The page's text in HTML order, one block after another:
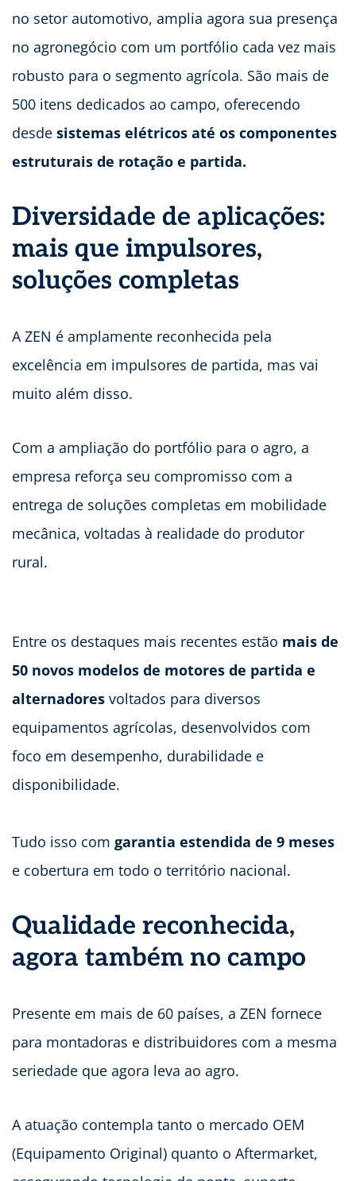
no setor automotivo, amplia agora sua presença
no agronegócio com um portfólio cada vez mais
robusto para o segmento agrícola. São mais de
500 itens dedicados ao campo, oferecendo
desde sistemas elétricos até os componentes
estruturais de rotação e partida.
Diversidade de aplicações:
mais que impulsores,
soluções completas
A ZEN é amplamente reconhecida pela
excelência em impulsores de partida, mas vai
muito além disso.
Com a ampliação do portfólio para o agro, a
empresa reforça seu compromisso com a
entrega de soluções completas em mobilidade
mecânica, voltadas à realidade do produtor
rural.
Entre os destaques mais recentes estão mais de
50 novos modelos de motores de partida e
alternadores voltados para diversos
equipamentos agrícolas, desenvolvidos com
foco em desempenho, durabilidade e
disponibilidade.
Tudo isso com garantia estendida de 9 meses
e cobertura em todo o território nacional.
Qualidade reconhecida,
agora também no campo
Presente em mais de 60 países, a ZEN fornece
para montadoras e distribuidores com a mesma
seriedade que agora leva ao agro.
A atuação contempla tanto o mercado OEM
(Equipamento Original) quanto o Aftermarket,